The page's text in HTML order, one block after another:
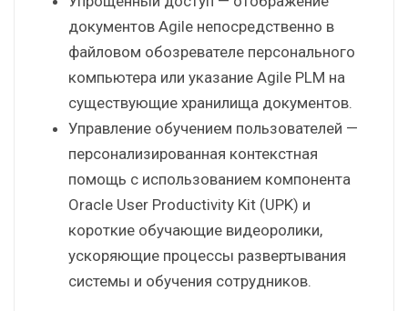
документов Agile непосредственно в
файловом обозревателе персонального
компьютера или указание Agile PLM на
существующие хранилища документов.
Управление обучением пользователей —
персонализированная контекстная
помощь с использованием компонента
Oracle User Productivity Kit (UPK) и
короткие обучающие видеоролики,
ускоряющие процессы развертывания
системы и обучения сотрудников.